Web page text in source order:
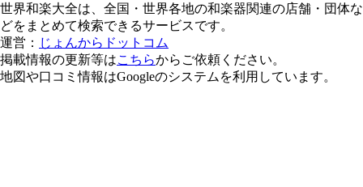
世界和楽大全は、全国・世界各地の和楽器関連の店舗・団体な
どをまとめて検索できるサービスです。
運営： じょんからドットコム
掲載情報の更新等はこちらからご依頼ください。
地図や口コミ情報はGoogleのシステムを利用しています。